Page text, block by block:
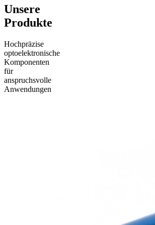
Unsere
Produkte
Hochpräzise
optoelektronische
Komponenten
für
anspruchsvolle
Anwendungen